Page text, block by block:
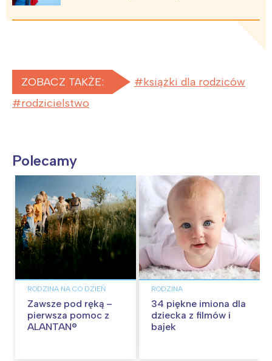
ZOBACZ TAKŻE:
książki dla rodziców
rodzicielstwo
Polecamy
RODZINA NA CO DZIEŃ
Zawsze pod ręką –
pierwsza pomoc z
ALANTAN®
RODZINA
34 piękne imiona dla
dziecka z filmów i
bajek